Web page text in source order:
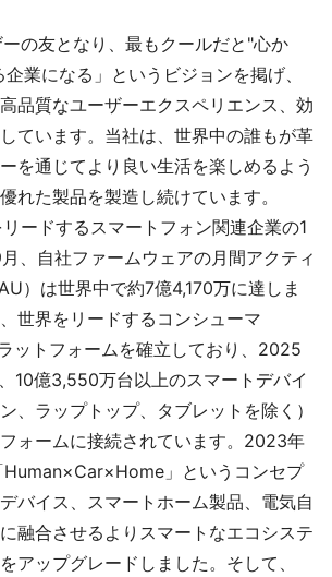
の友となり、最もクールだと"心か
業になる」というビジョンを掲げ、
品質なユーザーエクスペリエンス、効
ています。当社は、世界中の誰もが革
を通じてより良い生活を楽しめるよう
れた製品を製造し続けています。
ードするスマートフォン関連企業の1
、自社ファームウェアの月間アクティ
）は世界中で約7億4,170万に達しま
世界をリードするコンシューマ
ットフォームを確立しており、2025
10億3,550万台以上のスマートデバイ
、ラップトップ、タブレットを除く）
ォームに接続されています。2023年
Human×Car×Home」というコンセプ
バイス、スマートホーム製品、電気自
融合させるよりスマートなエコシステ
アップグレードしました。そして、